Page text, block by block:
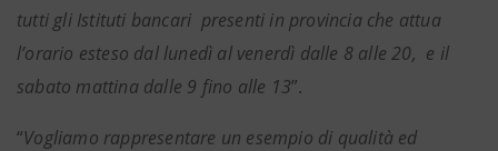
tutti gli Istituti bancari presenti in provincia che attua
l’orario esteso dal lunedì al venerdì dalle 8 alle 20, e il
sabato mattina dalle 9 fino alle 13”.
“Vogliamo rappresentare un esempio di qualità ed